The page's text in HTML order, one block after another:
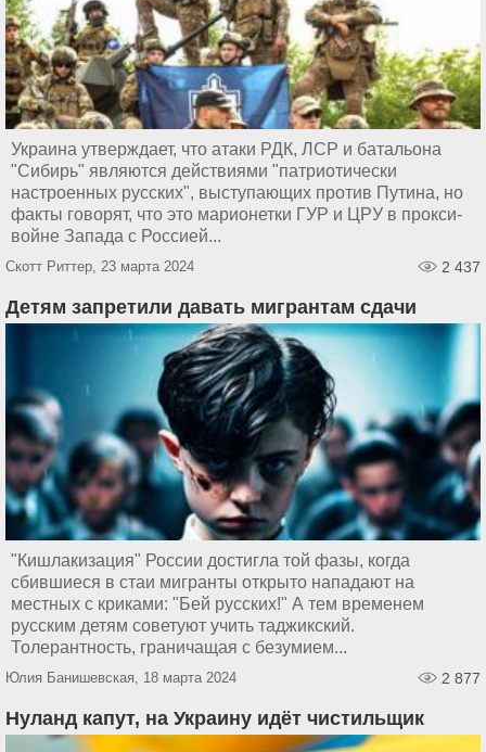
Украина утверждает, что атаки РДК, ЛСР и батальона
"Сибирь" являются действиями "патриотически
настроенных русских", выступающих против Путина, но
факты говорят, что это марионетки ГУР и ЦРУ в прокси-
войне Запада с Россией...
Скотт Риттер, 23 марта 2024 2 437
Детям запретили давать мигрантам сдачи
"Кишлакизация" России достигла той фазы, когда
сбившиеся в стаи мигранты открыто нападают на
местных с криками: "Бей русских!" А тем временем
русским детям советуют учить таджикский.
Толерантность, граничащая с безумием...
Юлия Банишевская, 18 марта 2024 2 877
Нуланд капут, на Украину идёт чистильщик